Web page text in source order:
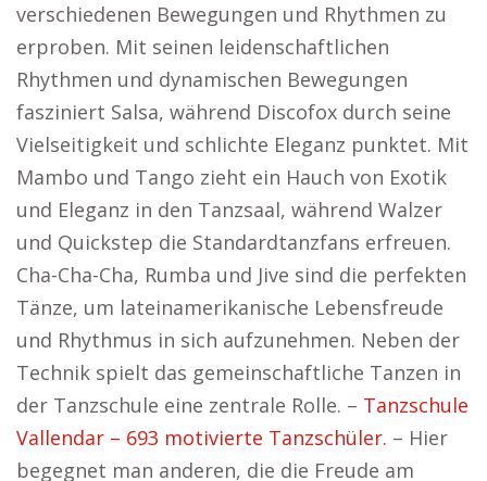
verschiedenen Bewegungen und Rhythmen zu
erproben. Mit seinen leidenschaftlichen
Rhythmen und dynamischen Bewegungen
fasziniert Salsa, während Discofox durch seine
Vielseitigkeit und schlichte Eleganz punktet. Mit
Mambo und Tango zieht ein Hauch von Exotik
und Eleganz in den Tanzsaal, während Walzer
und Quickstep die Standardtanzfans erfreuen.
Cha-Cha-Cha, Rumba und Jive sind die perfekten
Tänze, um lateinamerikanische Lebensfreude
und Rhythmus in sich aufzunehmen. Neben der
Technik spielt das gemeinschaftliche Tanzen in
der Tanzschule eine zentrale Rolle. – Tanzschule
Vallendar – 693 motivierte Tanzschüler. – Hier
begegnet man anderen, die die Freude am